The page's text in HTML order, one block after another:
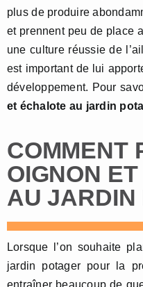
plus de produire
et prennent peu de place
une culture réussie de
est important de lui
développement. Pour
et échalote au jardin
COMMENT
OIGNON
AU JARDIN
Lorsque l’on souhaite
jardin potager pour la
entraîner beaucoup de